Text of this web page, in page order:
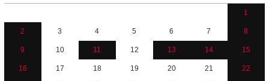
1
2 3 4 5 6 7 8
9 10 11 12 13 14 15
16 17 18 19 20 21 22